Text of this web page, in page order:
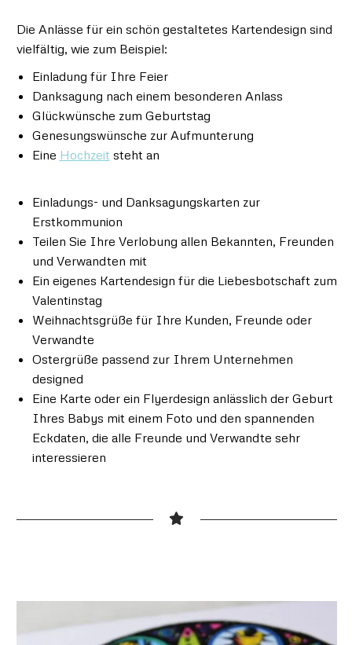
Die Anlässe für ein schön gestaltetes Kartendesign sind
vielfältig, wie zum Beispiel:
Einladung für Ihre Feier
Danksagung nach einem besonderen Anlass
Glückwünsche zum Geburtstag
Genesungswünsche zur Aufmunterung
Eine Hochzeit steht an
Einladungs- und Danksagungskarten zur
Erstkommunion
Teilen Sie Ihre Verlobung allen Bekannten, Freunden
und Verwandten mit
Ein eigenes Kartendesign für die Liebesbotschaft zum
Valentinstag
Weihnachtsgrüße für Ihre Kunden, Freunde oder
Verwandte
Ostergrüße passend zur Ihrem Unternehmen
designed
Eine Karte oder ein Flyerdesign anlässlich der Geburt
Ihres Babys mit einem Foto und den spannenden
Eckdaten, die alle Freunde und Verwandte sehr
interessieren